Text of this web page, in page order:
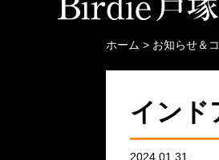
ホーム > お知らせ＆
インド
2024.01.31